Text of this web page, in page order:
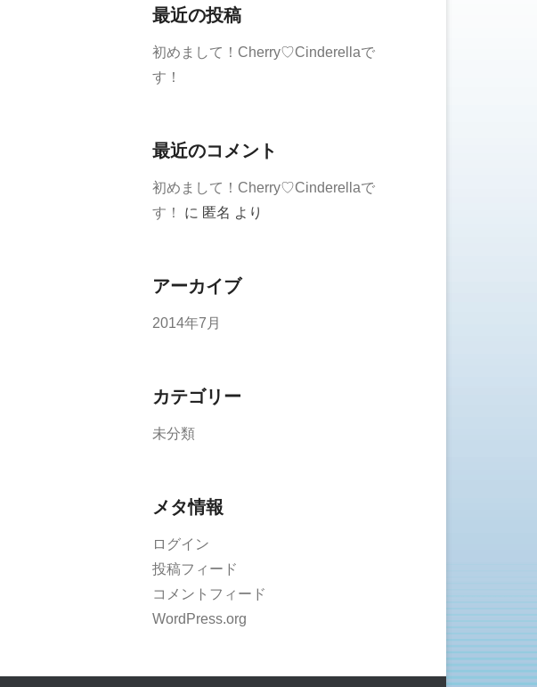
最近の投稿
初めまして！Cherry♡Cinderellaで
す！
最近のコメント
初めまして！Cherry♡Cinderellaで
す！
に 匿名 より
アーカイブ
2014年7月
カテゴリー
未分類
メタ情報
ログイン
投稿フィード
コメントフィード
WordPress.org